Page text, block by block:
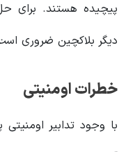
پیچیده هستند. برای
دیگر بلاکچین ضروری
خطرات اومنیتی